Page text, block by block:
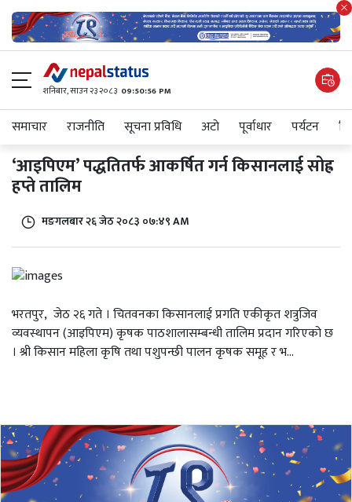
शनिबार, साउन २३ २०८३ 09:50:56 PM
समाचार राजनीति सूचना प्रविधि अटाे पूर्वाधार पर्यटन
‘आइपिएम’ पद्धतितर्फ आकर्षित गर्न किसानलाई सोह्र
हप्ते तालिम
मङगलबार २६ जेठ २०८३ ०७:४९ AM
भरतपुर, जेठ २६ गते । चितवनका किसानलाई प्रगति एकीकृत शत्रुजिव
व्यवस्थापन (आइपिएम) कृषक पाठशालासम्बन्धी तालिम प्रदान गरिएको छ
। श्री किसान महिला कृषि तथा पशुपन्छी पालन कृषक समूह र भ...